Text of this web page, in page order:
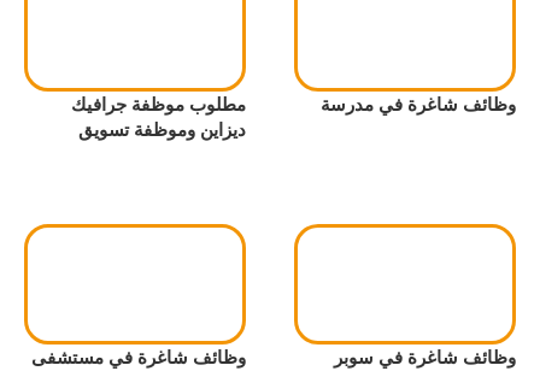
وظائف شاغرة في مدرسة
مطلوب موظفة جرافيك
ديزاين وموظفة تسويق
وظائف شاغرة في سوبر
وظائف شاغرة في مستشفى